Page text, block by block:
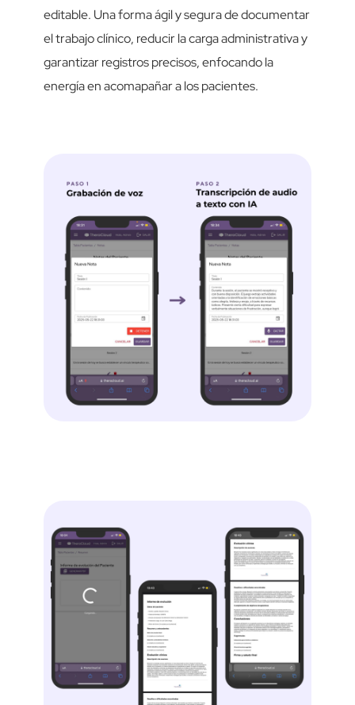
editable. Una forma ágil y segura de documentar
el trabajo clínico, reducir la carga administrativa y
garantizar registros precisos, enfocando la
energía en acomapañar a los pacientes.